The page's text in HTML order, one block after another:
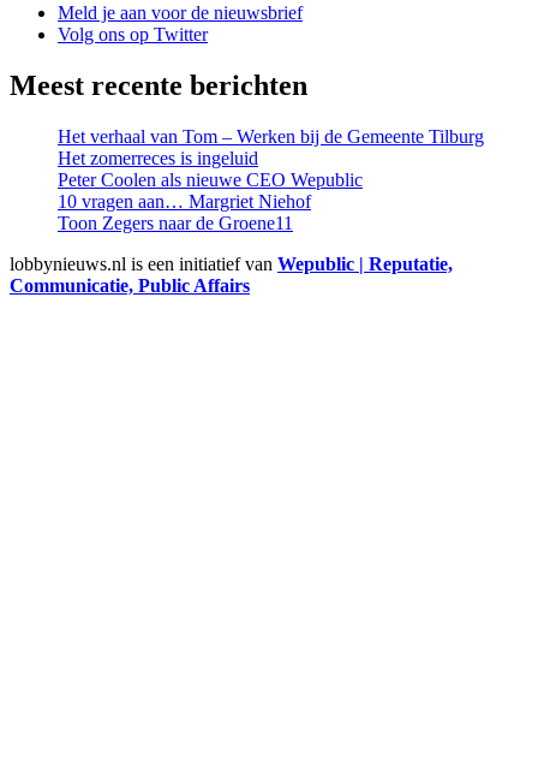
Meld je aan voor de nieuwsbrief
Volg ons op Twitter
Meest recente berichten
Het verhaal van Tom – Werken bij de Gemeente Tilburg
Het zomerreces is ingeluid
Peter Coolen als nieuwe CEO Wepublic
10 vragen aan… Margriet Niehof
Toon Zegers naar de Groene11
lobbynieuws.nl is een initiatief van Wepublic | Reputatie,
Communicatie, Public Affairs